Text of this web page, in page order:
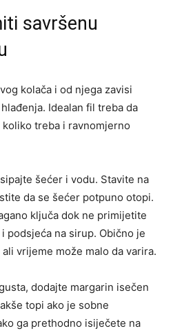
savršenu
kolača i od njega zavisi
Idealan fil treba da
treba i ravnomjerno
šećer i vodu. Stavite na
da se šećer potpuno otopi.
ključa dok ne primijetite
podsjeća na sirup. Obično je
vrijeme može malo da varira.
dodajte margarin isečen
topi ako je sobne
ga prethodno isiječete na